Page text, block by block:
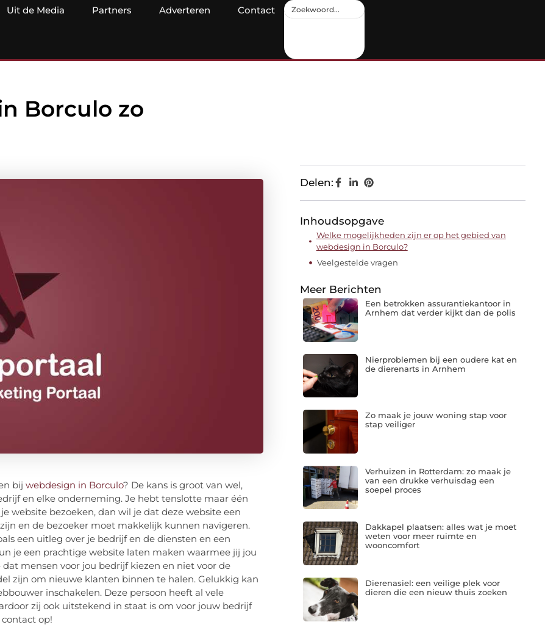
Uit de Media Partners Adverteren Contact
Borculo zo
bij webdesign in Borculo? De kans is groot van wel,
en elke onderneming. Je hebt tenslotte maar één
website bezoeken, dan wil je dat deze website een
en de bezoeker moet makkelijk kunnen navigeren.
een uitleg over je bedrijf en de diensten en een
je een prachtige website laten maken waarmee jij jou
mensen voor jou bedrijf kiezen en niet voor de
zijn om nieuwe klanten binnen te halen. Gelukkig kan
inschakelen. Deze persoon heeft al vele
zij ook uitstekend in staat is om voor jouw bedrijf
op!
Delen:
Inhoudsopgave
Welke mogelijkheden zijn er op het gebied van
webdesign in Borculo?
Veelgestelde vragen
Meer Berichten
Een betrokken assurantiekantoor in
Arnhem dat verder kijkt dan de polis
Nierproblemen bij een oudere kat en
de dierenarts in Arnhem
Zo maak je jouw woning stap voor
stap veiliger
Verhuizen in Rotterdam: zo maak je
van een drukke verhuisdag een
soepel proces
Dakkapel plaatsen: alles wat je moet
weten voor meer ruimte en
wooncomfort
Dierenasiel: een veilige plek voor
dieren die een nieuw thuis zoeken